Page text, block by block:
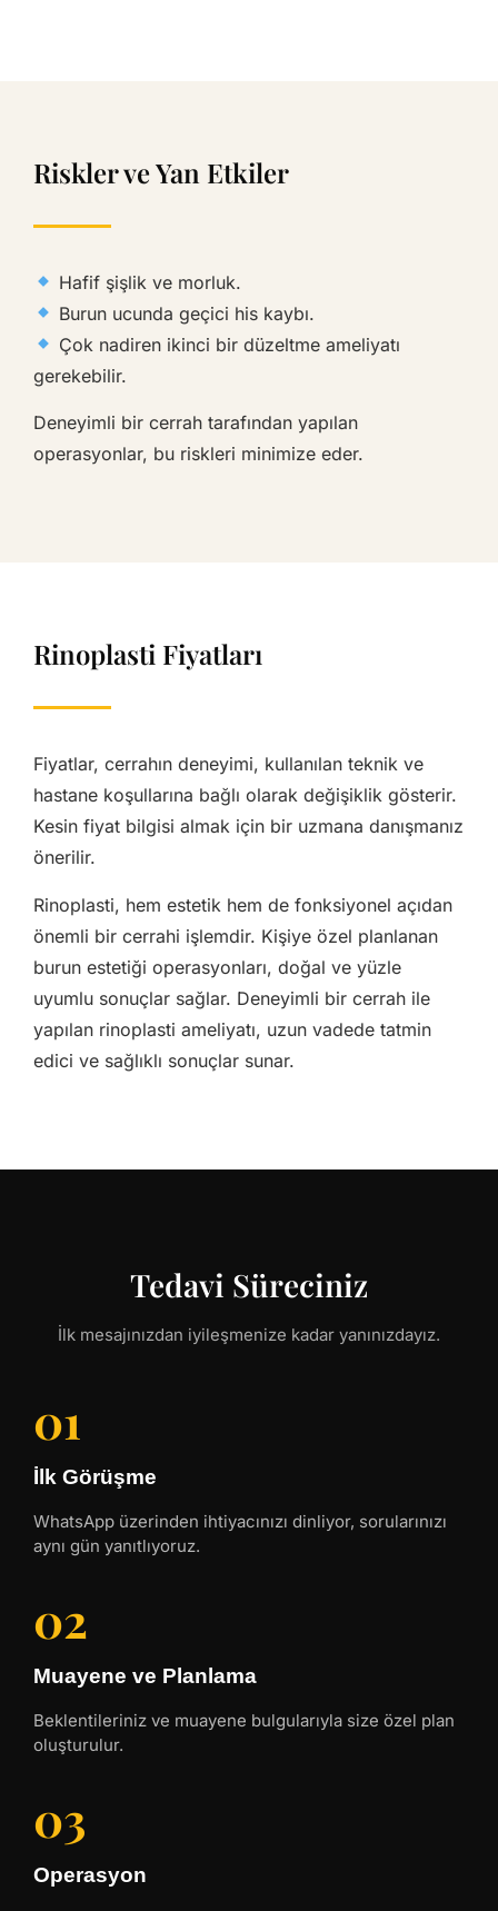
Riskler ve Yan Etkiler
Hafif şişlik ve morluk.
Burun ucunda geçici his kaybı.
Çok nadiren ikinci bir düzeltme ameliyatı
gerekebilir.
Deneyimli bir cerrah tarafından yapılan
operasyonlar, bu riskleri minimize eder.
Rinoplasti Fiyatları
Fiyatlar, cerrahın deneyimi, kullanılan teknik ve
hastane koşullarına bağlı olarak değişiklik gösterir.
Kesin fiyat bilgisi almak için bir uzmana danışmanız
önerilir.
Rinoplasti, hem estetik hem de fonksiyonel açıdan
önemli bir cerrahi işlemdir. Kişiye özel planlanan
burun estetiği operasyonları, doğal ve yüzle
uyumlu sonuçlar sağlar. Deneyimli bir cerrah ile
yapılan rinoplasti ameliyatı, uzun vadede tatmin
edici ve sağlıklı sonuçlar sunar.
Tedavi Süreciniz
İlk mesajınızdan iyileşmenize kadar yanınızdayız.
01
İlk Görüşme
WhatsApp üzerinden ihtiyacınızı dinliyor, sorularınızı
aynı gün yanıtlıyoruz.
02
Muayene ve Planlama
Beklentileriniz ve muayene bulgularıyla size özel plan
oluşturulur.
03
Operasyon